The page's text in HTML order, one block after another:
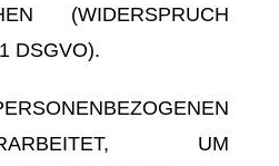
(WIDERSPRUCH
DSGVO).
UM